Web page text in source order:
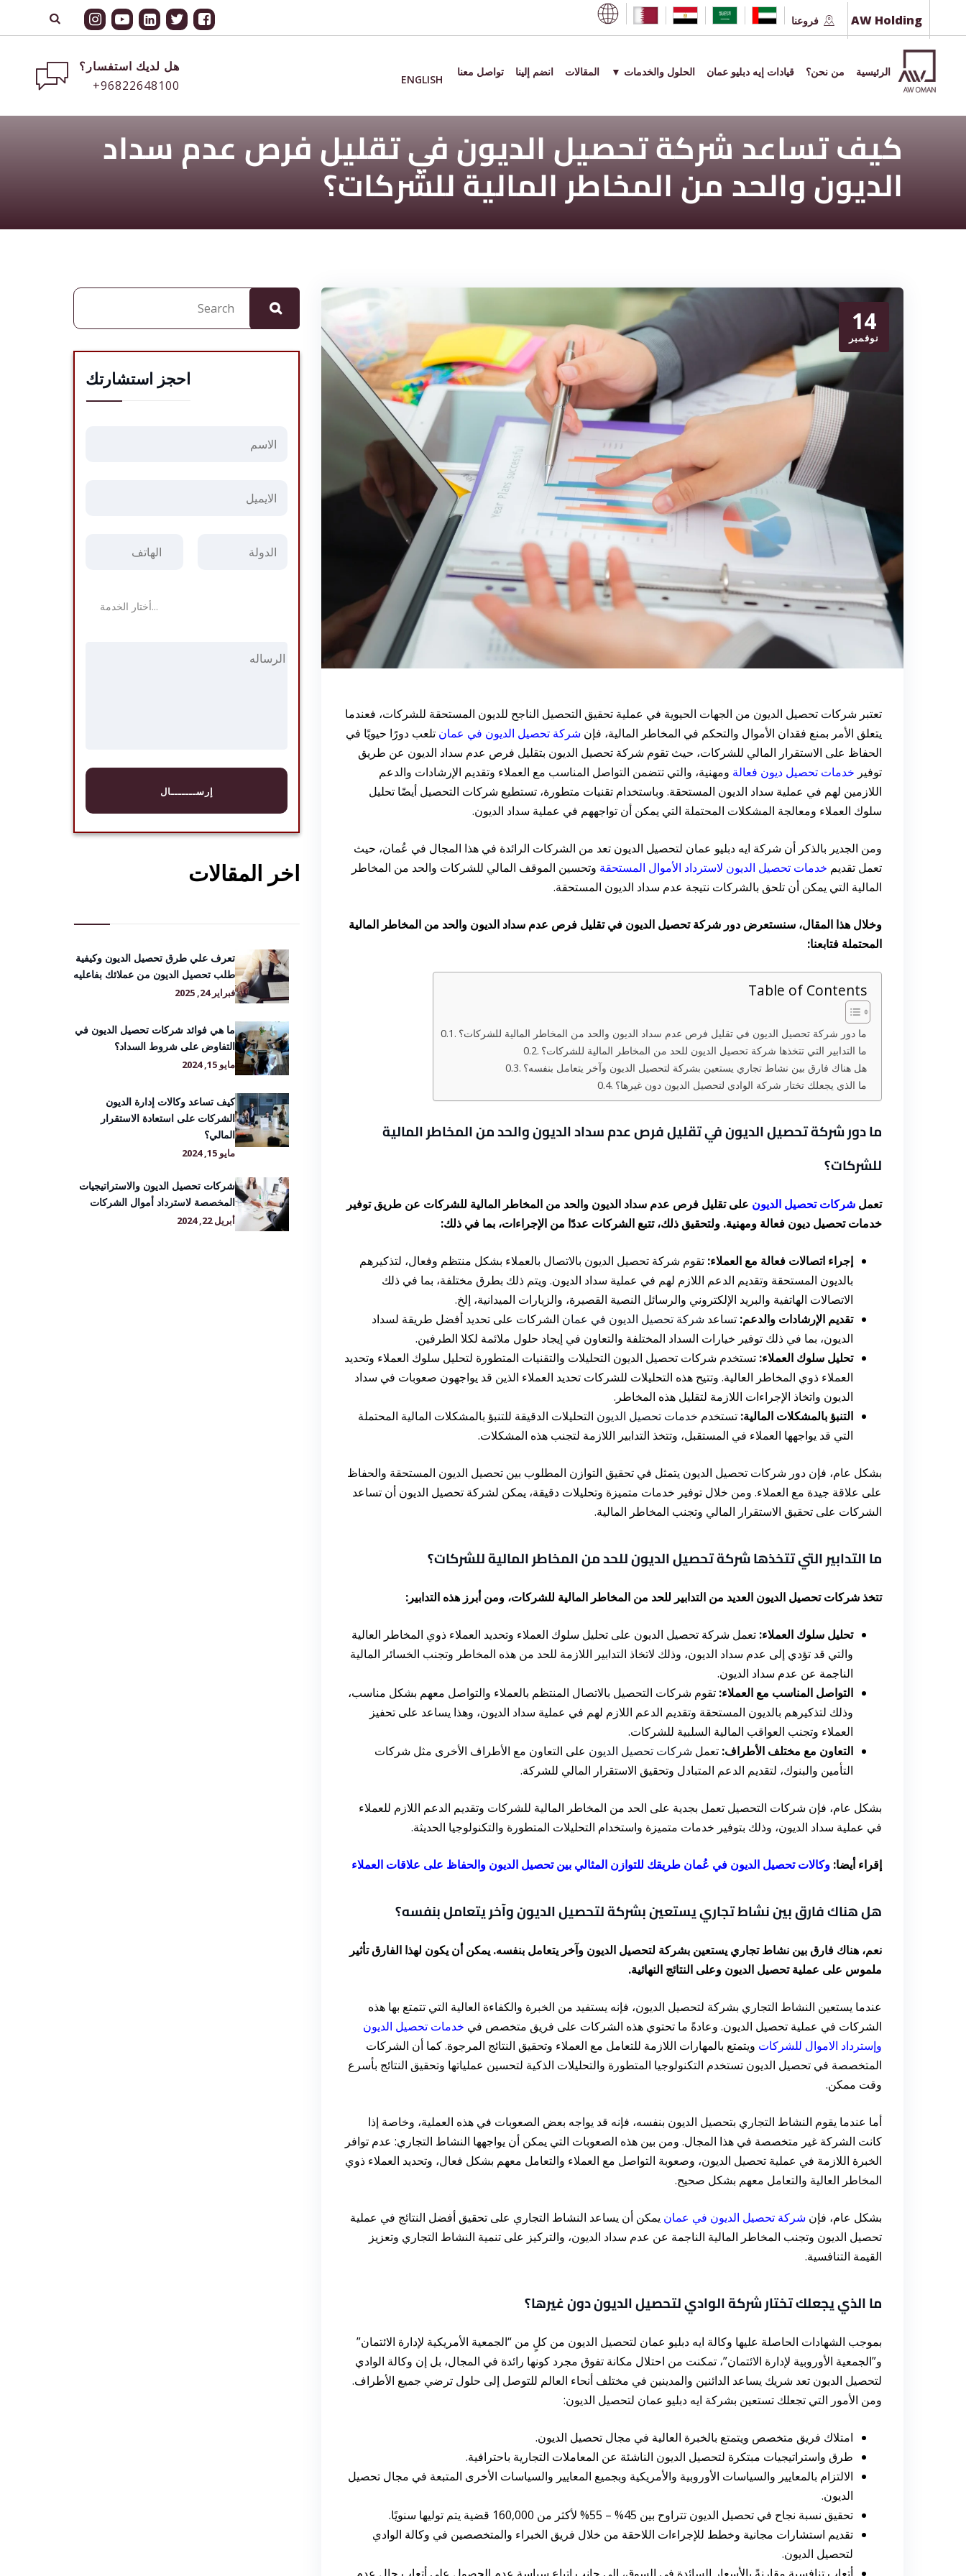
content
AW Holding فروعنا
ENGLISH
تواصل معنا انضم إلينا المقالات الحلول والخدمات ▼ قيادات إيه دبليو عمان من نحن؟ الرئيسية
هل لديك استفسار؟
+96822648100
كيف تساعد شركة تحصيل الديون في تقليل فرص عدم سداد
الديون والحد من المخاطر المالية للشركات؟
14
نوفمبر
تعتبر شركات تحصيل الديون من الجهات الحيوية في عملية تحقيق التحصيل الناجح للديون المستحقة للشركات، فعندما
يتعلق الأمر بمنع فقدان الأموال والتحكم في المخاطر المالية، فإن شركة تحصيل الديون في عمان تلعب دورًا حيويًا في
الحفاظ على الاستقرار المالي للشركات، حيث تقوم شركة تحصيل الديون بتقليل فرص عدم سداد الديون عن طريق
توفير خدمات تحصيل ديون فعالة ومهنية، والتي تتضمن التواصل المناسب مع العملاء وتقديم الإرشادات والدعم
اللازمين لهم في عملية سداد الديون المستحقة. وباستخدام تقنيات متطورة، تستطيع شركات التحصيل أيضًا تحليل
سلوك العملاء ومعالجة المشكلات المحتملة التي يمكن أن تواجههم في عملية سداد الديون.
ومن الجدير بالذكر أن شركة ايه دبليو عمان لتحصيل الديون تعد من الشركات الرائدة في هذا المجال في عُمان، حيث
تعمل تقديم خدمات تحصيل الديون لاسترداد الأموال المستحقة وتحسين الموقف المالي للشركات والحد من المخاطر
المالية التي يمكن أن تلحق بالشركات نتيجة عدم سداد الديون المستحقة.
وخلال هذا المقال، سنستعرض دور شركة تحصيل الديون في تقليل فرص عدم سداد الديون والحد من المخاطر المالية
المحتملة فتابعنا:
Table of Contents
ما دور شركة تحصيل الديون في تقليل فرص عدم سداد الديون والحد من المخاطر المالية للشركات؟
ما التدابير التي تتخذها شركة تحصيل الديون للحد من المخاطر المالية للشركات؟
هل هناك فارق بين نشاط تجاري يستعين بشركة لتحصيل الديون وآخر يتعامل بنفسه؟
ما الذي يجعلك تختار شركة الوادي لتحصيل الديون دون غيرها؟
ما دور شركة تحصيل الديون في تقليل فرص عدم سداد الديون والحد من المخاطر المالية
للشركات؟
تعمل شركات تحصيل الديون على تقليل فرص عدم سداد الديون والحد من المخاطر المالية للشركات عن طريق توفير
خدمات تحصيل ديون فعالة ومهنية. ولتحقيق ذلك، تتبع الشركات عددًا من الإجراءات، بما في ذلك:
إجراء اتصالات فعالة مع العملاء: تقوم شركة تحصيل الديون بالاتصال بالعملاء بشكل منتظم وفعال، لتذكيرهم
بالديون المستحقة وتقديم الدعم اللازم لهم في عملية سداد الديون. ويتم ذلك بطرق مختلفة، بما في ذلك
الاتصالات الهاتفية والبريد الإلكتروني والرسائل النصية القصيرة، والزيارات الميدانية، إلخ.
تقديم الإرشادات والدعم: تساعد شركة تحصيل الديون في عمان الشركات على تحديد أفضل طريقة لسداد
الديون، بما في ذلك توفير خيارات السداد المختلفة والتعاون في إيجاد حلول ملائمة لكلا الطرفين.
تحليل سلوك العملاء: تستخدم شركات تحصيل الديون التحليلات والتقنيات المتطورة لتحليل سلوك العملاء وتحديد
العملاء ذوي المخاطر العالية. وتتيح هذه التحليلات للشركات تحديد العملاء الذين قد يواجهون صعوبات في سداد
الديون واتخاذ الإجراءات اللازمة لتقليل هذه المخاطر.
التنبؤ بالمشكلات المالية: تستخدم خدمات تحصيل الديون التحليلات الدقيقة للتنبؤ بالمشكلات المالية المحتملة
التي قد يواجهها العملاء في المستقبل، وتتخذ التدابير اللازمة لتجنب هذه المشكلات.
بشكل عام، فإن دور شركات تحصيل الديون يتمثل في تحقيق التوازن المطلوب بين تحصيل الديون المستحقة والحفاظ
على علاقة جيدة مع العملاء. ومن خلال توفير خدمات متميزة وتحليلات دقيقة، يمكن لشركة تحصيل الديون أن تساعد
الشركات على تحقيق الاستقرار المالي وتجنب المخاطر المالية.
ما التدابير التي تتخذها شركة تحصيل الديون للحد من المخاطر المالية للشركات؟
تتخذ شركات تحصيل الديون العديد من التدابير للحد من المخاطر المالية للشركات، ومن أبرز هذه التدابير:
تحليل سلوك العملاء: تعمل شركة تحصيل الديون على تحليل سلوك العملاء وتحديد العملاء ذوي المخاطر العالية
والتي قد تؤدي إلى عدم سداد الديون، وذلك لاتخاذ التدابير اللازمة للحد من هذه المخاطر وتجنب الخسائر المالية
الناجمة عن عدم سداد الديون.
التواصل المناسب مع العملاء: تقوم شركات التحصيل بالاتصال المنتظم بالعملاء والتواصل معهم بشكل مناسب،
وذلك لتذكيرهم بالديون المستحقة وتقديم الدعم اللازم لهم في عملية سداد الديون، وهذا يساعد على تحفيز
العملاء وتجنب العواقب المالية السلبية للشركات.
التعاون مع مختلف الأطراف: تعمل شركات تحصيل الديون على التعاون مع الأطراف الأخرى مثل شركات
التأمين والبنوك، لتقديم الدعم المتبادل وتحقيق الاستقرار المالي للشركة.
بشكل عام، فإن شركات التحصيل تعمل بجدية على الحد من المخاطر المالية للشركات وتقديم الدعم اللازم للعملاء
في عملية سداد الديون، وذلك بتوفير خدمات متميزة واستخدام التحليلات المتطورة والتكنولوجيا الحديثة.
إقراء أيضا: وكالات تحصيل الديون في عُمان طريقك للتوازن المثالي بين تحصيل الديون والحفاظ على علاقات العملاء
هل هناك فارق بين نشاط تجاري يستعين بشركة لتحصيل الديون وآخر يتعامل بنفسه؟
نعم، هناك فارق بين نشاط تجاري يستعين بشركة لتحصيل الديون وآخر يتعامل بنفسه. يمكن أن يكون لهذا الفارق تأثير
ملموس على عملية تحصيل الديون وعلى النتائج النهائية.
عندما يستعين النشاط التجاري بشركة لتحصيل الديون، فإنه يستفيد من الخبرة والكفاءة العالية التي تتمتع بها هذه
الشركات في عملية تحصيل الديون. وعادةً ما تحتوي هذه الشركات على فريق متخصص في خدمات تحصيل الديون
وإسترداد الاموال للشركات ويتمتع بالمهارات اللازمة للتعامل مع العملاء وتحقيق النتائج المرجوة. كما أن الشركات
المتخصصة في تحصيل الديون تستخدم التكنولوجيا المتطورة والتحليلات الذكية لتحسين عملياتها وتحقيق النتائج بأسرع
وقت ممكن.
أما عندما يقوم النشاط التجاري بتحصيل الديون بنفسه، فإنه قد يواجه بعض الصعوبات في هذه العملية، وخاصة إذا
كانت الشركة غير متخصصة في هذا المجال. ومن بين هذه الصعوبات التي يمكن أن يواجهها النشاط التجاري: عدم توافر
الخبرة اللازمة في عملية تحصيل الديون، وصعوبة التواصل مع العملاء والتعامل معهم بشكل فعال، وتحديد العملاء ذوي
المخاطر العالية والتعامل معهم بشكل صحيح.
بشكل عام، فإن شركة تحصيل الديون في عمان يمكن أن يساعد النشاط التجاري على تحقيق أفضل النتائج في عملية
تحصيل الديون وتجنب المخاطر المالية الناجمة عن عدم سداد الديون، والتركيز على تنمية النشاط التجاري وتعزيز
القيمة التنافسية.
ما الذي يجعلك تختار شركة الوادي لتحصيل الديون دون غيرها؟
بموجب الشهادات الحاصلة عليها وكالة ايه دبليو عمان لتحصيل الديون من كلٍ من “الجمعية الأمريكية لإدارة الائتمان”
و”الجمعية الأوروبية لإدارة الائتمان”، تمكنت من احتلال مكانة تفوق مجرد كونها رائدة في المجال، بل إن وكالة الوادي
لتحصيل الديون تعد شريك يساعد الدائنين والمدينين في مختلف أنحاء العالم للتوصل إلى حلول ترضي جميع الأطراف.
ومن الأمور التي تجعلك تستعين بشركة ايه دبليو عمان لتحصيل الديون:
امتلاك فريق متخصص ويتمتع بالخبرة العالية في مجال تحصيل الديون.
طرق واستراتيجيات مبتكرة لتحصيل الديون الناشئة عن المعاملات التجارية باحترافية.
الالتزام بالمعايير والسياسات الأوروبية والأمريكية وبجميع المعايير والسياسات الأخرى المتبعة في مجال تحصيل
الديون.
تحقيق نسبة نجاح في تحصيل الديون تتراوح بين 45% – 55% لأكثر من 160,000 قضية يتم توليها سنويًا.
تقديم استشارات مجانية وخطط للإجراءات اللاحقة من خلال فريق الخبراء والمتخصصين في وكالة الوادي
لتحصيل الديون.
البحث
احجز استشارتك
اخر المقالات
تعرف علي طرق تحصيل الديون وكيفية
طلب تحصيل الديون من عملائك بفاعليه
فبراير 24, 2025
ما هي فوائد شركات تحصيل الديون في
التفاوض على شروط السداد؟
مايو 15, 2024
كيف تساعد وكالات إدارة الديون
الشركات على استعادة الاستقرار
المالي؟
مايو 15, 2024
شركات تحصيل الديون والاستراتيجيات
المخصصة لاسترداد أموال الشركات
أبريل 22, 2024